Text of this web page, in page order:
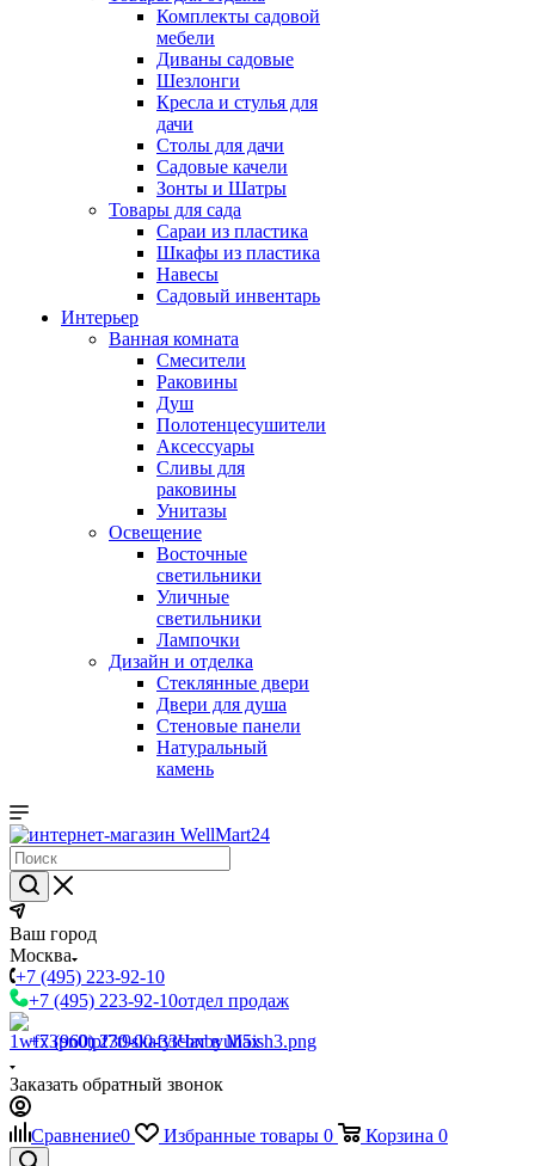
Комплекты садовой
мебели
Диваны садовые
Шезлонги
Кресла и стулья для
дачи
Столы для дачи
Садовые качели
Зонты и Шатры
Товары для сада
Сараи из пластика
Шкафы из пластика
Навесы
Садовый инвентарь
Интерьер
Ванная комната
Смесители
Раковины
Душ
Полотенцесушители
Аксессуары
Сливы для
раковины
Унитазы
Освещение
Восточные
светильники
Уличные
светильники
Лампочки
Дизайн и отделка
Стеклянные двери
Двери для душа
Стеновые панели
Натуральный
камень
Ваш город
Москва
+7 (495) 223-92-10
+7 (495) 223-92-10отдел продаж
+7 (960) 230-00-33Чат в Max
Заказать обратный звонок
Сравнение0 Избранные товары 0 Корзина 0